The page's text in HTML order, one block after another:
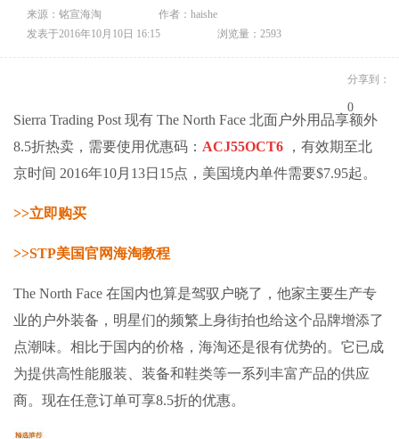
来源：铭宣海淘
作者：haishe
发表于2016年10月10日 16:15
浏览量：2593
分享到：
0
Sierra Trading Post 现有 The North Face 北面户外用品享额外
8.5折热卖，需要使用优惠码： ACJ55OCT6 ，有效期至北
京时间 2016年10月13日15点，美国境内单件需要$7.95起。
>>立即购买
>>STP美国官网海淘教程
The North Face 在国内也算是驾驭户晓了，他家主要生产专
业的户外装备，明星们的频繁上身街拍也给这个品牌增添了
点潮味。相比于国内的价格，海淘还是很有优势的。它已成
为提供高性能服装、装备和鞋类等一系列丰富产品的供应
商。现在任意订单可享8.5折的优惠。